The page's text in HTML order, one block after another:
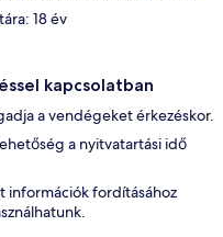
18 év
kapcsolatban
a vendégeket érkezéskor.
a nyitvatartási idő
információk fordításához